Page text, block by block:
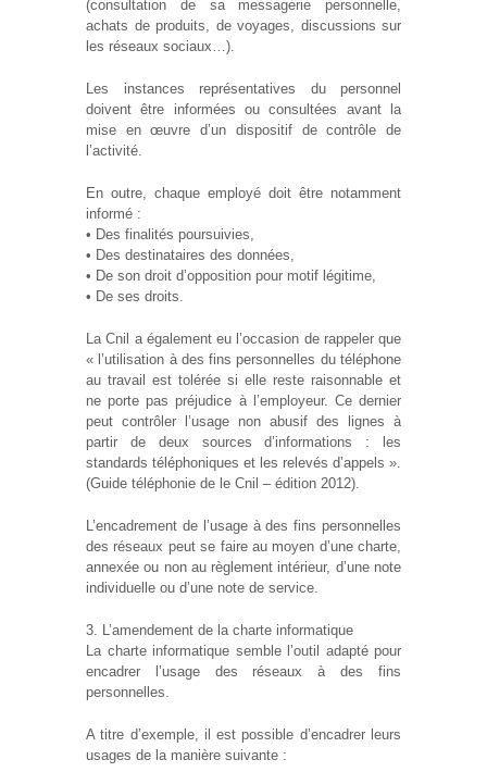
(consultation de sa messagerie personnelle,
achats de produits, de voyages, discussions sur
les réseaux sociaux…).
Les instances représentatives du personnel
doivent être informées ou consultées avant la
mise en œuvre d’un dispositif de contrôle de
l’activité.
En outre, chaque employé doit être notamment
informé :
• Des finalités poursuivies,
• Des destinataires des données,
• De son droit d’opposition pour motif légitime,
• De ses droits.
La Cnil a également eu l’occasion de rappeler que
« l’utilisation à des fins personnelles du téléphone
au travail est tolérée si elle reste raisonnable et
ne porte pas préjudice à l’employeur. Ce dernier
peut contrôler l’usage non abusif des lignes à
partir de deux sources d’informations : les
standards téléphoniques et les relevés d’appels ».
(Guide téléphonie de le Cnil – édition 2012).
L’encadrement de l’usage à des fins personnelles
des réseaux peut se faire au moyen d’une charte,
annexée ou non au règlement intérieur, d’une note
individuelle ou d’une note de service.
3. L’amendement de la charte informatique
La charte informatique semble l’outil adapté pour
encadrer l’usage des réseaux à des fins
personnelles.
A titre d’exemple, il est possible d’encadrer leurs
usages de la manière suivante :